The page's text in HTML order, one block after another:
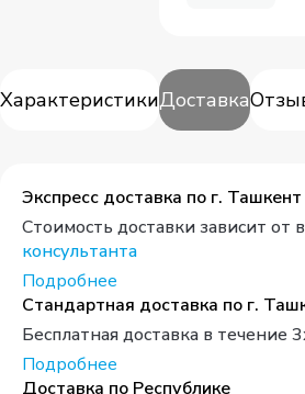
ХарактеристикиДоставка
Экспресс доставка по г. Ташкент
Стоимость доставки зависит от
консультанта
Подробнее
Стандартная доставка по г.
Бесплатная доставка в течение
Подробнее
Доставка по Республике